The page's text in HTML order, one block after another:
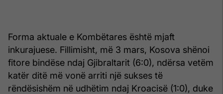
Forma aktuale e Kombëtares është mjaft
inkurajuese. Fillimisht, më 3 mars, Kosova shënoi
fitore bindëse ndaj Gjibraltarit (6:0), ndërsa vetëm
katër ditë më vonë arriti një sukses të
rëndësishëm në udhëtim ndaj Kroacisë (1:0), duke